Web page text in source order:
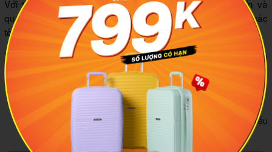
Với thùng hàng ký gửi cũng sử dụng cách thức bọc kín và
quấn băng dính phủ kín toàn bộ thùng hàng kèm theo mác
tên, địa chỉ và số điện thoại cụ thể.
Với những thông tin và cách đề phòng trênMIA.vn
mong rằng
bạn sẽ trang bị những kiến thức cần có khi đi du lịch với hành
lý kí gửi nhé!
Tác giả: Trần Trọng Minh Hiếu